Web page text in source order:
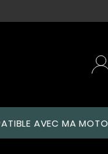
AVEC MA MOTO